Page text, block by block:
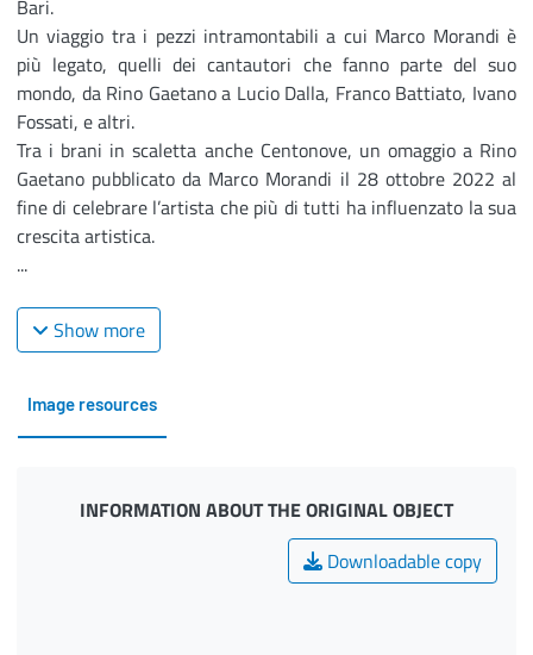
Bari.
Un viaggio tra i pezzi intramontabili a cui Marco Morandi è
più legato, quelli dei cantautori che fanno parte del suo
mondo, da Rino Gaetano a Lucio Dalla, Franco Battiato, Ivano
Fossati, e altri.
Tra i brani in scaletta anche Centonove, un omaggio a Rino
Gaetano pubblicato da Marco Morandi il 28 ottobre 2022 al
fine di celebrare l’artista che più di tutti ha influenzato la sua
crescita artistica.
...
Show more
Image resources
INFORMATION ABOUT THE ORIGINAL OBJECT
Downloadable copy